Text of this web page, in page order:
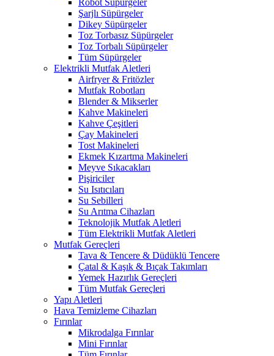
Robot Süpürgeler
Şarjlı Süpürgeler
Dikey Süpürgeler
Toz Torbasız Süpürgeler
Toz Torbalı Süpürgeler
Tüm Süpürgeler
Elektrikli Mutfak Aletleri
Airfryer & Fritözler
Mutfak Robotları
Blender & Mikserler
Kahve Makineleri
Kahve Çeşitleri
Çay Makineleri
Tost Makineleri
Ekmek Kızartma Makineleri
Meyve Sıkacakları
Pişiriciler
Su Isıtıcıları
Su Sebilleri
Su Arıtma Cihazları
Teknolojik Mutfak Aletleri
Tüm Elektrikli Mutfak Aletleri
Mutfak Gereçleri
Tava & Tencere & Düdüklü Tencere
Çatal & Kaşık & Bıçak Takımları
Yemek Hazırlık Gereçleri
Tüm Mutfak Gereçleri
Yapı Aletleri
Hava Temizleme Cihazları
Fırınlar
Mikrodalga Fırınlar
Mini Fırınlar